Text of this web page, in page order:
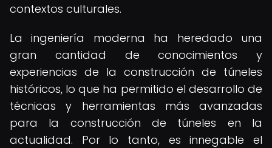
contextos culturales.
La ingeniería moderna ha heredado una
gran cantidad de conocimientos y
experiencias de la construcción de túneles
históricos, lo que ha permitido el desarrollo de
técnicas y herramientas más avanzadas
para la construcción de túneles en la
actualidad. Por lo tanto, es innegable el